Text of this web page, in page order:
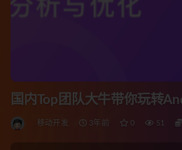
国内Top团队大牛带你玩转
移动开发 3年前 0 51